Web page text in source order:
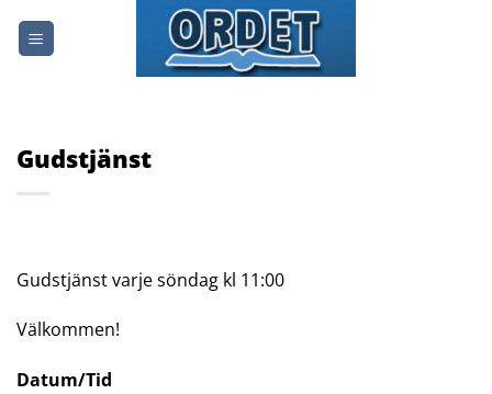
Gudstjänst
Gudstjänst varje söndag kl 11:00
Välkommen!
Datum/Tid